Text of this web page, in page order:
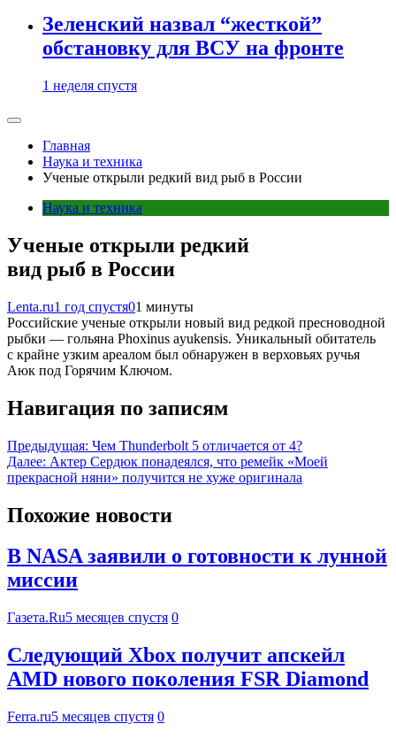
Зеленский назвал “жесткой”
обстановку для ВСУ на фронте
1 неделя спустя
Главная
Наука и техника
Ученые открыли редкий вид рыб в России
Наука и техника
Ученые открыли редкий
вид рыб в России
Lenta.ru1 год спустя01 минуты
Российские ученые открыли новый вид редкой пресноводной
рыбки — гольяна Phoxinus ayukensis. Уникальный обитатель
с крайне узким ареалом был обнаружен в верховьях ручья
Аюк под Горячим Ключом.
Навигация по записям
Предыдущая: Чем Thunderbolt 5 отличается от 4?
Далее: Актер Сердюк понадеялся, что ремейк «Моей
прекрасной няни» получится не хуже оригинала
Похожие новости
В NASA заявили о готовности к лунной
миссии
Газета.Ru5 месяцев спустя 0
Следующий Xbox получит апскейл
AMD нового поколения FSR Diamond
Ferra.ru5 месяцев спустя 0